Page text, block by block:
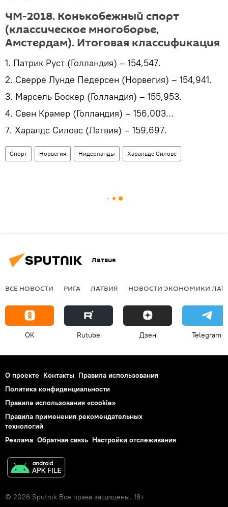
ЧМ-2018. Конькобежный спорт
(классическое многоборье,
Амстердам). Итоговая классификация
1. Патрик Руст (Голландия) – 154,547.
2. Сверре Лунде Педерсен (Норвегия) – 154,941.
3. Марсель Боскер (Голландия) – 155,953.
4. Свен Крамер (Голландия) – 156,003…
7. Харалдс Силовс (Латвия) – 159,697.
Спорт Норвегия Нидерланды Харальдс Силовс
Латвия
ВСЕ НОВОСТИ РИГА ЛАТВИЯ НОВОСТИ ЭКОНОМИКИ
OK Rutube Дзен Telegram
О проекте Контакты Правила использования
Политика конфиденциальности
Правила использования «cookie»
Правила применения рекомендательных
технологий
Реклама Обратная связь Настройки отслеживания
© 2026 Sputnik Все права защищены. 18+